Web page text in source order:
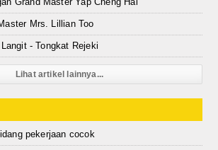
Mrs. Lillian Too
- Tongkat Rejeki
Lihat artikel lainnya...
pekerjaan cocok